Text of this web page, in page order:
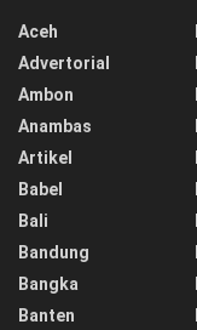
Aceh
Advertorial
Ambon
Anambas
Artikel
Babel
Bali
Bandung
Bangka
Banten